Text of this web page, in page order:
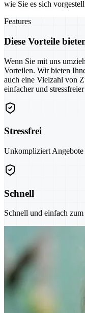
wie Sie es sich
Features
Diese Vorteile
Wenn Sie mit uns
Vorteilen. Wir bieten
auch eine Vielzahl von
einfacher und
Stressfrei
Unkompliziert
Schnell
Schnell und einfach